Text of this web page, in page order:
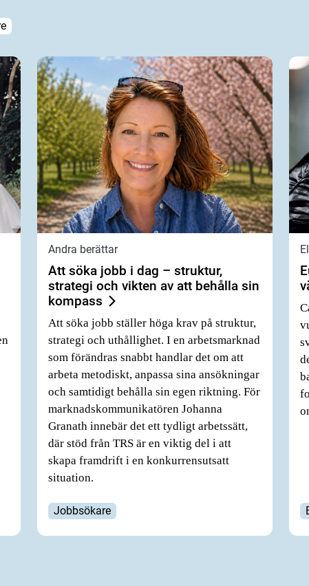
Andra berättar
Att söka jobb i dag – struktur,
strategi och vikten av att behålla sin
kompass
Att söka jobb ställer höga krav på struktur,
strategi och uthållighet. I en arbetsmarknad
som förändras snabbt handlar det om att
arbeta metodiskt, anpassa sina ansökningar
och samtidigt behålla sin egen riktning. För
marknadskommunikatören Johanna
Granath innebär det ett tydligt arbetssätt,
där stöd från TRS är en viktig del i att
skapa framdrift i en konkurrensutsatt
situation.
Jobbsökare